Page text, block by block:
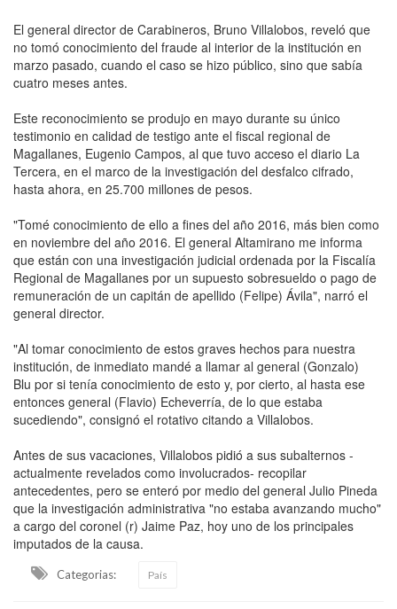
El general director de Carabineros, Bruno Villalobos, reveló que
no tomó conocimiento del fraude al interior de la institución en
marzo pasado, cuando el caso se hizo público, sino que sabía
cuatro meses antes.
Este reconocimiento se produjo en mayo durante su único
testimonio en calidad de testigo ante el fiscal regional de
Magallanes, Eugenio Campos, al que tuvo acceso el diario La
Tercera, en el marco de la investigación del desfalco cifrado,
hasta ahora, en 25.700 millones de pesos.
"Tomé conocimiento de ello a fines del año 2016, más bien como
en noviembre del año 2016. El general Altamirano me informa
que están con una investigación judicial ordenada por la Fiscalía
Regional de Magallanes por un supuesto sobresueldo o pago de
remuneración de un capitán de apellido (Felipe) Ávila", narró el
general director.
"Al tomar conocimiento de estos graves hechos para nuestra
institución, de inmediato mandé a llamar al general (Gonzalo)
Blu por si tenía conocimiento de esto y, por cierto, al hasta ese
entonces general (Flavio) Echeverría, de lo que estaba
sucediendo", consignó el rotativo citando a Villalobos.
Antes de sus vacaciones, Villalobos pidió a sus subalternos -
actualmente revelados como involucrados- recopilar
antecedentes, pero se enteró por medio del general Julio Pineda
que la investigación administrativa "no estaba avanzando mucho"
a cargo del coronel (r) Jaime Paz, hoy uno de los principales
imputados de la causa.
Categorias: País